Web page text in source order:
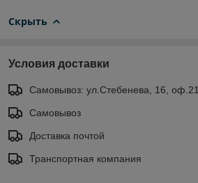
Скрыть
Условия доставки
Самовывоз: ул.Стебенева, 16, оф.21.
Самовывоз
Доставка почтой
Транспортная компания